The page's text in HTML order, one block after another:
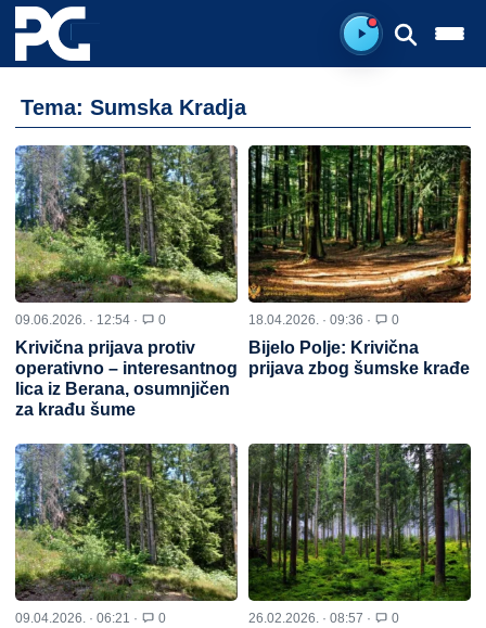
Spreman za
Tema: Sumska Kradja
09.06.2026. · 12:54 · 0
Krivična prijava protiv
operativno – interesantnog
lica iz Berana, osumnjičen
za krađu šume
18.04.2026. · 09:36 · 0
Bijelo Polje: Krivična
prijava zbog šumske krađe
09.04.2026. · 06:21 · 0 26.02.2026. · 08:57 · 0